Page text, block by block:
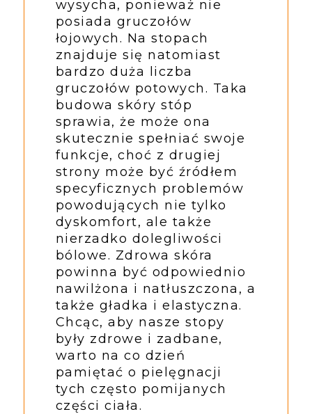
wysycha, ponieważ nie
posiada gruczołów
łojowych. Na stopach
znajduje się natomiast
bardzo duża liczba
gruczołów potowych. Taka
budowa skóry stóp
sprawia, że może ona
skutecznie spełniać swoje
funkcje, choć z drugiej
strony może być źródłem
specyficznych problemów
powodujących nie tylko
dyskomfort, ale także
nierzadko dolegliwości
bólowe. Zdrowa skóra
powinna być odpowiednio
nawilżona i natłuszczona, a
także gładka i elastyczna.
Chcąc, aby nasze stopy
były zdrowe i zadbane,
warto na co dzień
pamiętać o pielęgnacji
tych często pomijanych
części ciała.